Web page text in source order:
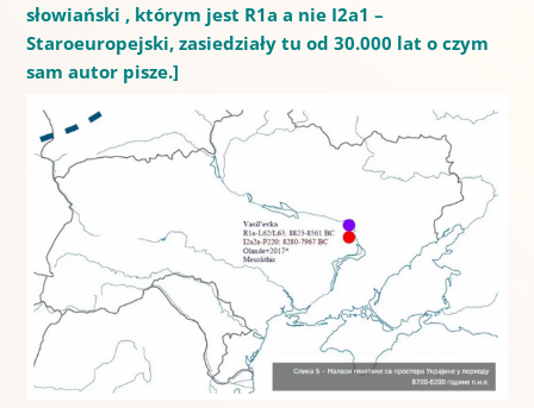
słowiański , którym jest R1a a nie I2a1 –
Staroeuropejski, zasiedziały tu od 30.000 lat o czym
sam autor pisze.]